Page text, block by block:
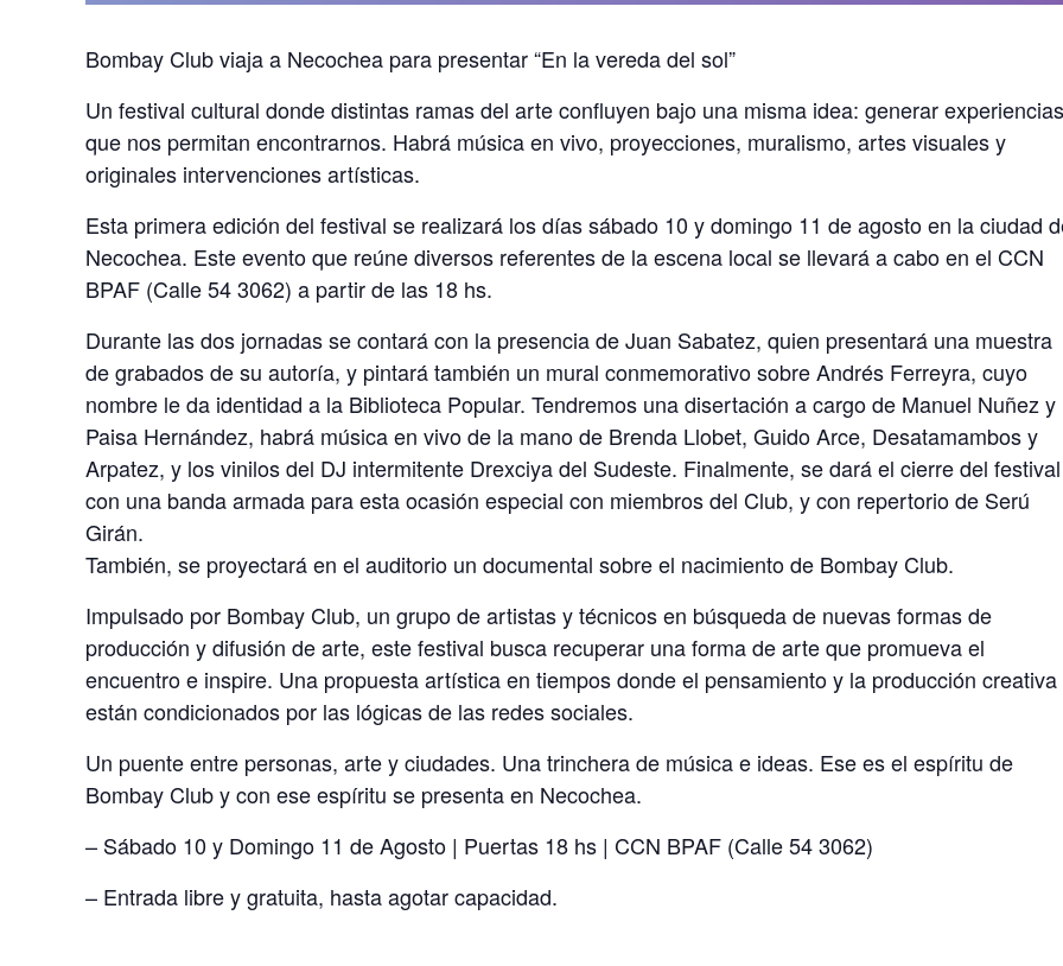
Bombay Club viaja a Necochea para presentar “En la vereda del sol”
Un festival cultural donde distintas ramas del arte confluyen bajo una misma idea: generar experiencias
que nos permitan encontrarnos. Habrá música en vivo, proyecciones, muralismo, artes visuales y
originales intervenciones artísticas.
Esta primera edición del festival se realizará los días sábado 10 y domingo 11 de agosto en la ciudad
Necochea. Este evento que reúne diversos referentes de la escena local se llevará a cabo en el CCN
BPAF (Calle 54 3062) a partir de las 18 hs.
Durante las dos jornadas se contará con la presencia de Juan Sabatez, quien presentará una muestra
de grabados de su autoría, y pintará también un mural conmemorativo sobre Andrés Ferreyra, cuyo
nombre le da identidad a la Biblioteca Popular. Tendremos una disertación a cargo de Manuel Nuñez y
Paisa Hernández, habrá música en vivo de la mano de Brenda Llobet, Guido Arce, Desatamambos y
Arpatez, y los vinilos del DJ intermitente Drexciya del Sudeste. Finalmente, se dará el cierre del festival
con una banda armada para esta ocasión especial con miembros del Club, y con repertorio de Serú
Girán.
También, se proyectará en el auditorio un documental sobre el nacimiento de Bombay Club.
Impulsado por Bombay Club, un grupo de artistas y técnicos en búsqueda de nuevas formas de
producción y difusión de arte, este festival busca recuperar una forma de arte que promueva el
encuentro e inspire. Una propuesta artística en tiempos donde el pensamiento y la producción creativa
están condicionados por las lógicas de las redes sociales.
Un puente entre personas, arte y ciudades. Una trinchera de música e ideas. Ese es el espíritu de
Bombay Club y con ese espíritu se presenta en Necochea.
– Sábado 10 y Domingo 11 de Agosto | Puertas 18 hs | CCN BPAF (Calle 54 3062)
– Entrada libre y gratuita, hasta agotar capacidad.